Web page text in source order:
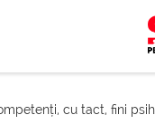
cu tact, fini